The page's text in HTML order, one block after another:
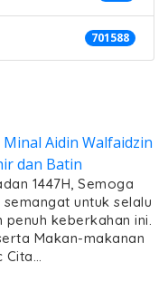
701588
1447H, Semoga
untuk selalu
keberkahan ini.
Makan-makanan
Cita…